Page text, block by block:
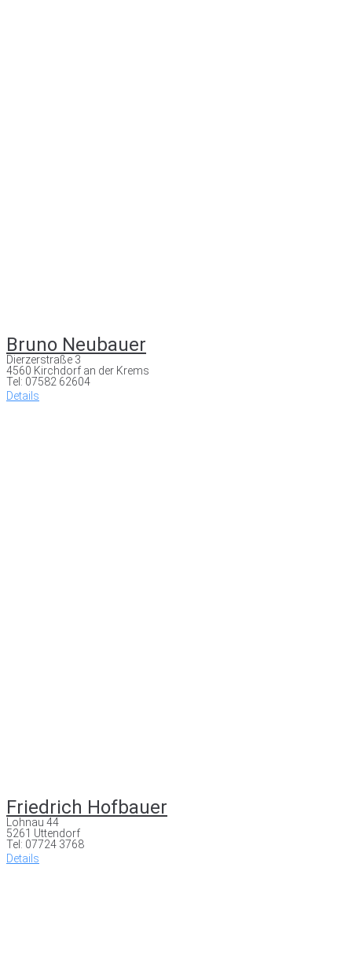
Bruno Neubauer
Dierzerstraße 3
4560 Kirchdorf an der Krems
Tel: 07582 62604
Details
Friedrich Hofbauer
Lohnau 44
5261 Uttendorf
Tel: 07724 3768
Details